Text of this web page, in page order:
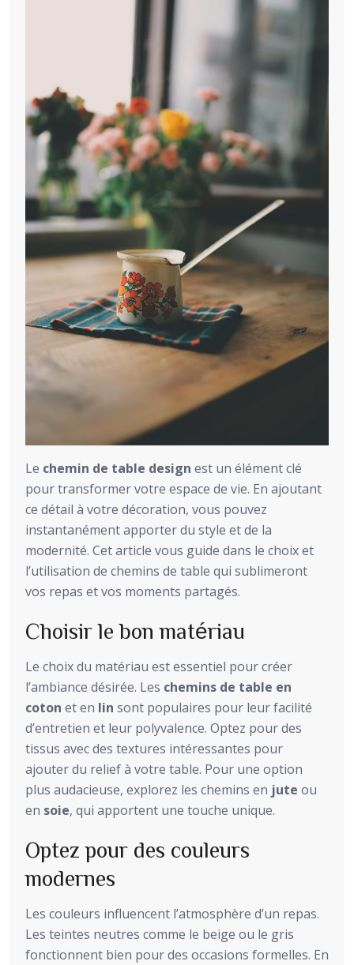
Le chemin de table design est un élément clé
pour transformer votre espace de vie. En ajoutant
ce détail à votre décoration, vous pouvez
instantanément apporter du style et de la
modernité. Cet article vous guide dans le choix et
l’utilisation de chemins de table qui sublimeront
vos repas et vos moments partagés.
Choisir le bon matériau
Le choix du matériau est essentiel pour créer
l’ambiance désirée. Les chemins de table en
coton et en lin sont populaires pour leur facilité
d’entretien et leur polyvalence. Optez pour des
tissus avec des textures intéressantes pour
ajouter du relief à votre table. Pour une option
plus audacieuse, explorez les chemins en jute ou
en soie, qui apportent une touche unique.
Optez pour des couleurs
modernes
Les couleurs influencent l’atmosphère d’un repas.
Les teintes neutres comme le beige ou le gris
fonctionnent bien pour des occasions formelles. En